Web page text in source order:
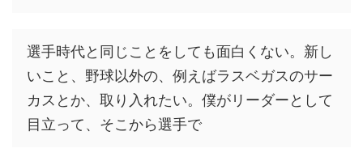
選手時代と同じことをしても面白くない。新し
いこと、野球以外の、例えばラスベガスのサー
カスとか、取り入れたい。僕がリーダーとして
目立って、そこから選手で